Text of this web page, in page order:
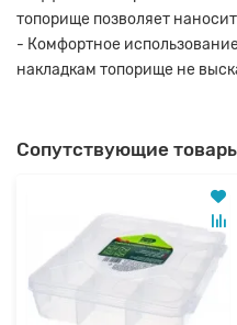
топорище позволяет
- Комфортное
накладкам топорище не
Сопутствующие